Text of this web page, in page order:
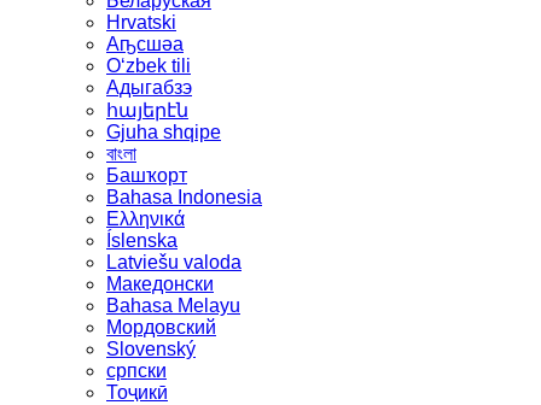
Hrvatski
Аҧсшәа
Oʻzbek tili
Адыгабзэ
հայերէն
Gjuha shqipe
বাংলা
Башҡорт
Bahasa Indonesia
Ελληνικά
Íslenska
Latviešu valoda
Македонски
Bahasa Melayu
Мордовский
Slovenský
српски
Тоҷикӣ